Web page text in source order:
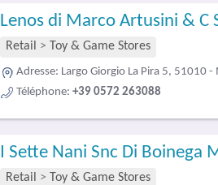
Lenos di Marco Artusini & C
Retail > Toy & Game Stores
Adresse: Largo Giorgio La Pira 5, 51010 -
Téléphone: +39 0572 263088
I Sette Nani Snc Di Boinega
Retail > Toy & Game Stores